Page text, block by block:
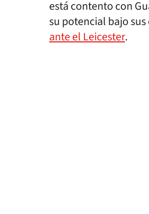
está contento con
su potencial bajo
ante el Leicester.